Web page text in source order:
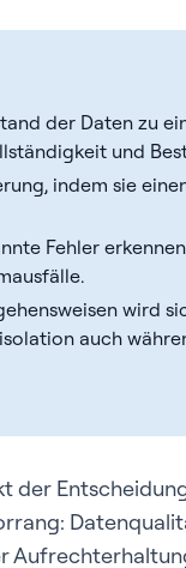
der Daten zu
und
indem sie
Fehler
wird
auch
der